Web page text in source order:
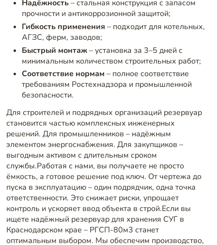
Надёжность– стальная конструкция с запасом
прочности и антикоррозионной защитой;
Гибкость применения – подходит для котельных,
АГЗС, ферм, заводов;
Быстрый монтаж– установка за 3–5 дней с
минимальным количеством строительных работ;
Соответствие нормам – полное соответствие
требованиям Ростехнадзора и промышленной
безопасности.
Для строителей и подрядных организаций резервуар
становится частью комплексных инженерных
решений. Для промышленников – надёжным
элементом энергоснабжения. Для закупщиков –
выгодным активом с длительным сроком
службы.Работая с нами, вы получаете не просто
ёмкость, а готовое решение под ключ. От чертежа до
пуска в эксплуатацию – один подрядчик, одна точка
ответственности. Это снижает риски, упрощает
контроль и ускоряет ввод объекта в строй.Если вы
ищете надёжный резервуар для хранения СУГ в
Краснодарском крае – РГСП-80м3 станет
оптимальным выбором. Мы обеспечим производство,